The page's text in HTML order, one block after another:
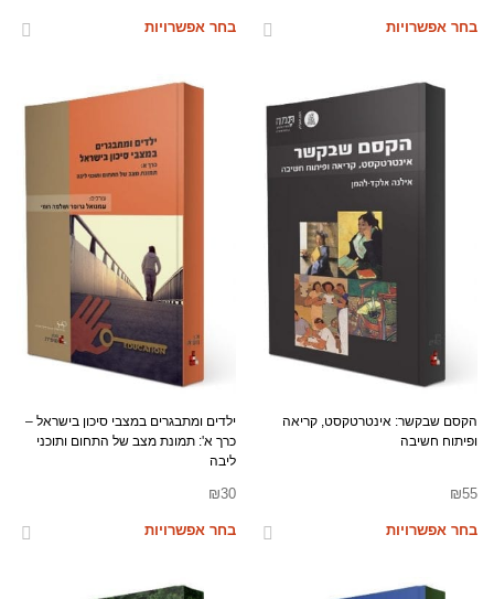
בחר אפשרויות בחר אפשרויות
הקסם שבקשר: אינטרטקסט, קריאה
ופיתוח חשיבה
₪55
בחר אפשרויות
ילדים ומתבגרים במצבי סיכון בישראל –
כרך א': תמונת מצב של התחום ותוכני
ליבה
₪30
בחר אפשרויות